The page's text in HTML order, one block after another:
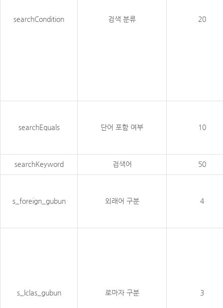
searchCondition 검색 분류 20
searchEquals 단어 포함 여부 10
searchKeyword 검색어 50
s_foreign_gubun 외래어 구분 4
s_lclas_gubun 로마자 구분 3